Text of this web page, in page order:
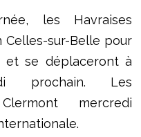
les Havraises
sur-Belle pour
et se déplaceront à
prochain. Les
mercredi